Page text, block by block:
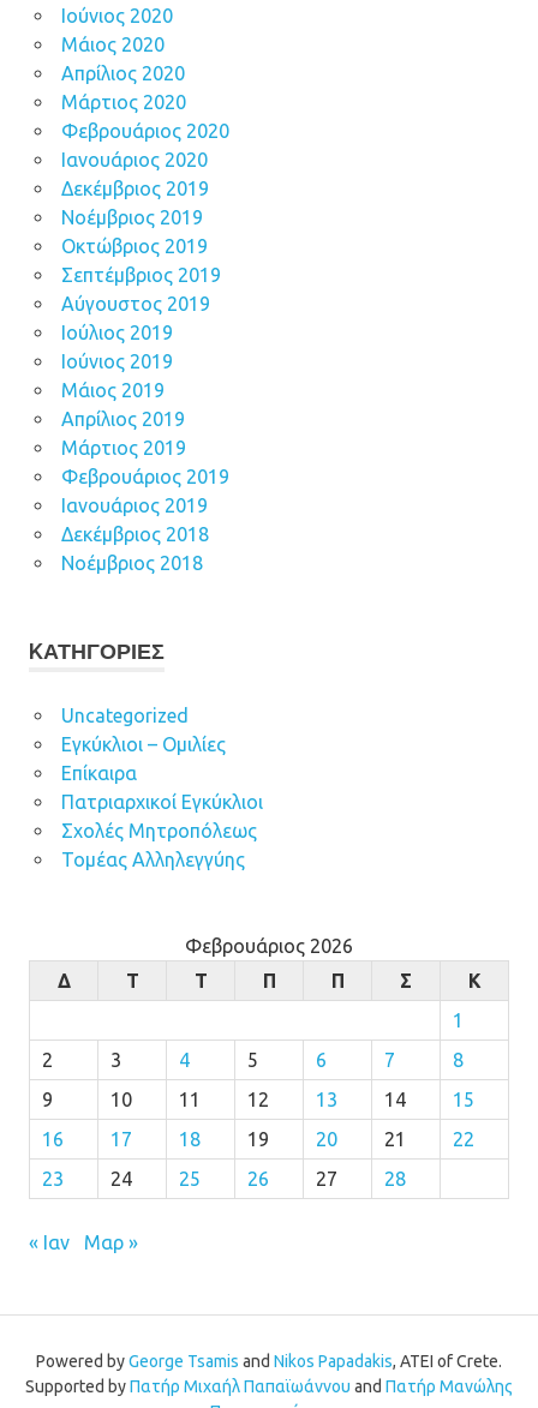
Ιούνιος 2020
Μάιος 2020
Απρίλιος 2020
Μάρτιος 2020
Φεβρουάριος 2020
Ιανουάριος 2020
Δεκέμβριος 2019
Νοέμβριος 2019
Οκτώβριος 2019
Σεπτέμβριος 2019
Αύγουστος 2019
Ιούλιος 2019
Ιούνιος 2019
Μάιος 2019
Απρίλιος 2019
Μάρτιος 2019
Φεβρουάριος 2019
Ιανουάριος 2019
Δεκέμβριος 2018
Νοέμβριος 2018
KΑΤΗΓΟΡΊΕΣ
Uncategorized
Εγκύκλιοι – Ομιλίες
Επίκαιρα
Πατριαρχικοί Εγκύκλιοι
Σχολές Μητροπόλεως
Τομέας Αλληλεγγύης
Φεβρουάριος 2026
Δ
Τ Τ Π Π Σ
Κ
1
2
3 4 5 6 7
8
9
10 11 12 13 14
15
16
17 18 19 20 21
22
23
24 25 26 27 28
« Ιαν Μαρ »
Powered byGeorge Tsamis and Nikos Papadakis, ATEI of Crete.
Supported byΠατήρ Μιχαήλ Παπαϊωάννου and Πατήρ Μανώλης